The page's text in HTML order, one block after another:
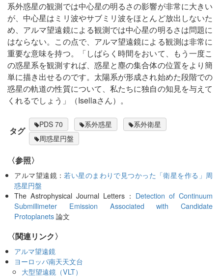
系外惑星の観測では中心星の明るさの影響が非常に大きい
が、中心星はミリ波やサブミリ波をほとんど放出しないた
め、アルマ望遠鏡による観測では中心星の明るさは問題に
はならない。この点で、アルマ望遠鏡による観測は非常に
重要な意味を持つ。「しばらく時間をおいて、もう一度こ
の惑星系を観測すれば、惑星と塵の集合体の位置をより簡
単に描き出せるのです。太陽系が形成され始めた段階での
惑星の軌道の性質について、私たちに独自の知見を与えて
くれるでしょう」（Isellaさん）。
タグ
PDS 70 系外惑星
系外衛星
周惑星円盤
〈参照〉
アルマ望遠鏡：若い星のまわりで見つかった「衛星を作る」周
惑星円盤
The Astrophysical Journal Letters： Detection of Continuum
Submillimeter Emission Associated with Candidate
Protoplanets論文
〈関連リンク〉
アルマ望遠鏡
ヨーロッパ南天天文台
大型望遠鏡（VLT）